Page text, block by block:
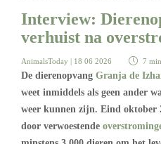
Interview:
verhuist na
AnimalsToday | 18 06 2026 7 min
De dierenopvang Granja de
weet inmiddels als geen ander
weer kunnen zijn. Eind oktober
door verwoestende